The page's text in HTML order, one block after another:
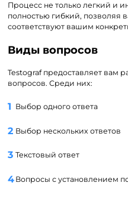
Процесс не только легкий и
полностью гибкий, позволяя
соответствуют вашим
Виды вопросов
Testograf предоставляет вам
вопросов. Среди них:
Выбор одного ответа
Выбор нескольких ответов
Текстовый ответ
Вопросы с установлением